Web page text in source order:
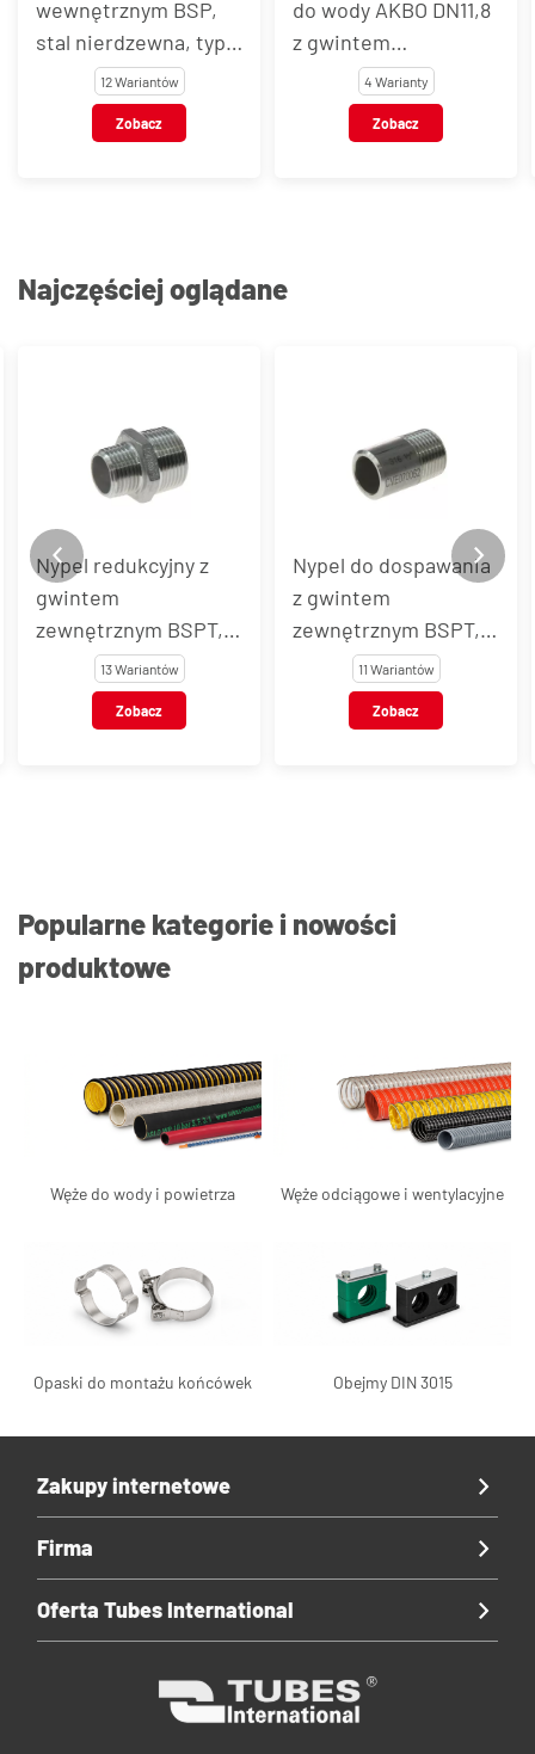
wewnętrznym BSP,
stal nierdzewna, typ
VT122112 Wariantów
Zobacz
do wody AKBO DN11,8
z gwintem
wewnętrznym, stal
nierdzewna AISI 303 /
4 Warianty
Zobacz
Najczęściej oglądane
Nypel do dospawania
z gwintem
zewnętrznym BSPT,
stal nierdzewna, typ
11 Wariantów
Zobacz
Nypel podwójny z
gwintem zewnętrzny
BSPT, stal
nierdzewna, typ
11 Wariantów
Zobacz
Popularne kategorie i nowości
produktowe
Węże do wody i powietrza Węże odciągowe i wentylacyjne
Opaski do montażu końcówek Obejmy DIN 3015
Zakupy internetowe
Firma
Oferta Tubes International